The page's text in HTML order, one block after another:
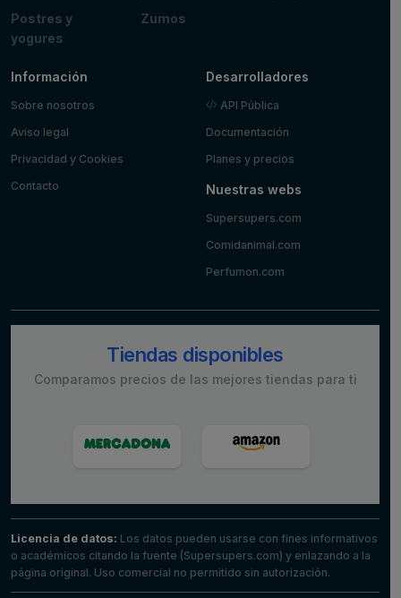
Postres y
yogures
Zumos
Información
Sobre nosotros
Aviso legal
Privacidad y Cookies
Contacto
Desarrolladores
API Pública
Documentación
Planes y precios
Nuestras webs
Supersupers.com
Comidanimal.com
Perfumon.com
Tiendas disponibles
Comparamos precios de las mejores tiendas para ti
Licencia de datos: Los datos pueden usarse con fines informativos
o académicos citando la fuente (Supersupers.com) y enlazando a la
página original. Uso comercial no permitido sin autorización.